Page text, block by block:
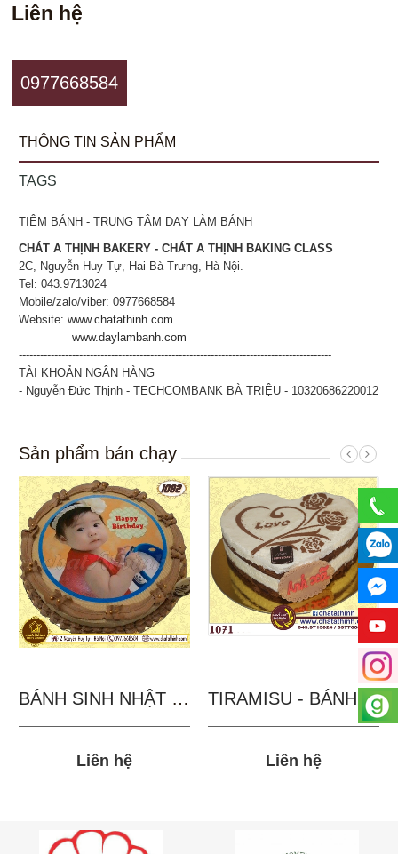
Liên hệ
0977668584
THÔNG TIN SẢN PHẨM
TAGS
TIỆM BÁNH - TRUNG TÂM DẠY LÀM BÁNH
CHÁT A THỊNH BAKERY - CHÁT A THỊNH BAKING CLASS
2C, Nguyễn Huy Tự, Hai Bà Trưng, Hà Nội.
Tel: 043.9713024
Mobile/zalo/viber: 0977668584
Website:www.chatathinh.com
www.daylambanh.com
----------------------------------------------------------------------------------------
TÀI KHOẢN NGÂN HÀNG
- Nguyễn Đức Thịnh - TECHCOMBANK BÀ TRIỆU - 10320686220012
Sản phẩm bán chạy
BÁNH SINH NHẬT IN...
Liên hệ
TIRAMISU - BÁNH TẶNG...
Liên hệ